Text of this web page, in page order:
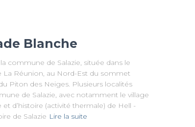
Blanche
commune de Salazie, située dans le
La Réunion, au Nord-Est du sommet
Piton des Neiges. Plusieurs localités
de Salazie, avec notamment le village
d’histoire (activité thermale) de Hell -
de Salazie Lire la suite